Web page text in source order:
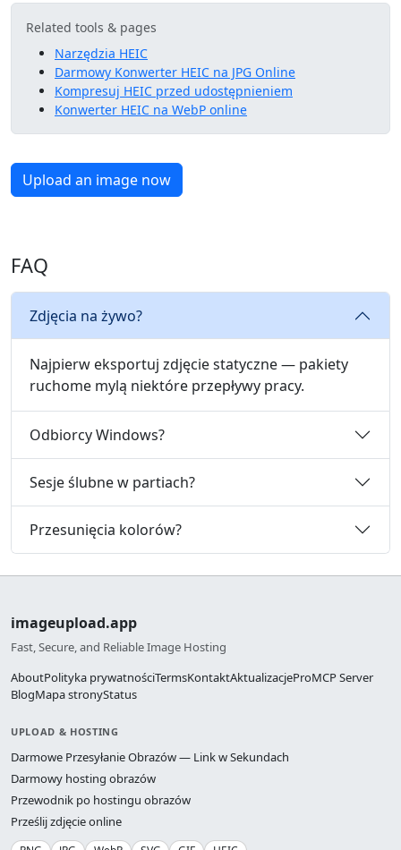
Related tools & pages
Narzędzia HEIC
Darmowy Konwerter HEIC na JPG Online
Kompresuj HEIC przed udostępnieniem
Konwerter HEIC na WebP online
Upload an image now
FAQ
Zdjęcia na żywo?
Najpierw eksportuj zdjęcie statyczne — pakiety
ruchome mylą niektóre przepływy pracy.
Odbiorcy Windows?
Sesje ślubne w partiach?
Przesunięcia kolorów?
imageupload.app
Fast, Secure, and Reliable Image Hosting
AboutPolityka prywatnościTermsKontaktAktualizacjeProMCP Server
BlogMapa stronyStatus
UPLOAD & HOSTING
Darmowe Przesyłanie Obrazów — Link w Sekundach
Darmowy hosting obrazów
Przewodnik po hostingu obrazów
Prześlij zdjęcie online